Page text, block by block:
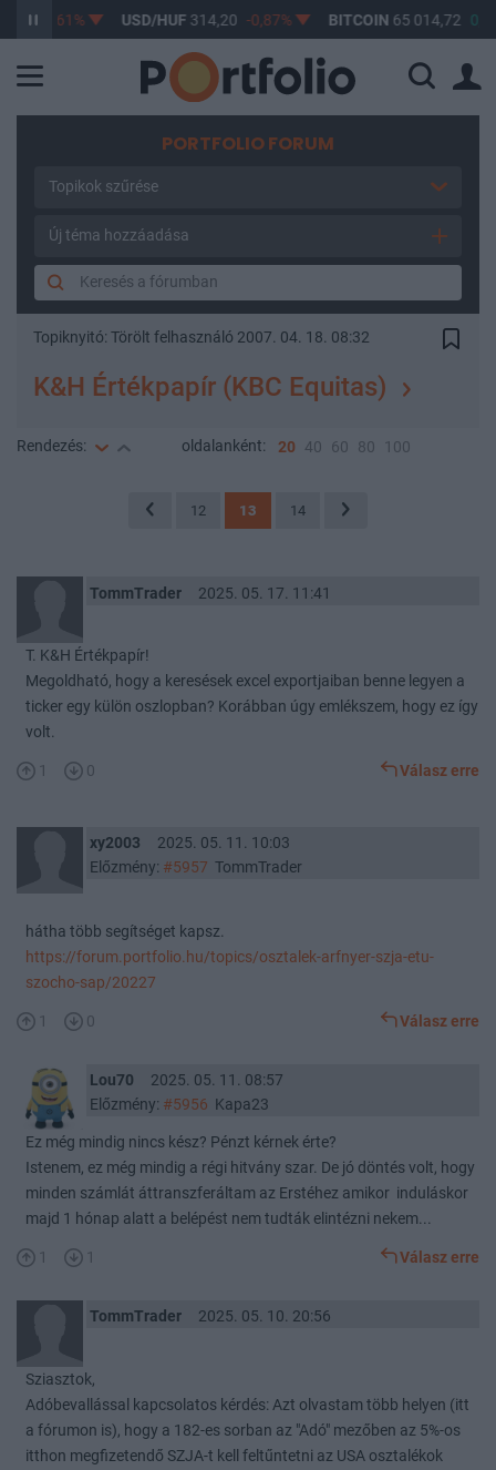
-0,61% USD/HUF 314,20 -0,87% BITCOIN65 014,72 0,19%
PORTFOLIO FORUM
Topikok szűrése
Új téma hozzáadása
Topiknyitó: Törölt felhasználó 2007. 04. 18. 08:32
K&H Értékpapír (KBC Equitas)
Rendezés: oldalanként: 20 40 60 80 100
12 13 14
TommTrader 2025. 05. 17. 11:41
T. K&H Értékpapír!
Megoldható, hogy a keresések excel exportjaiban benne legyen a
ticker egy külön oszlopban? Korábban úgy emlékszem, hogy ez így
volt.
1 0 Válasz erre
xy2003
2025. 05. 11. 10:03
Előzmény: #5957 TommTrader
hátha több segítséget kapsz.
https://forum.portfolio.hu/topics/osztalek-arfnyer-szja-etu-
szocho-sap/20227
1 0 Válasz erre
Lou70
2025. 05. 11. 08:57
Előzmény: #5956 Kapa23
Ez még mindig nincs kész? Pénzt kérnek érte?
Istenem, ez még mindig a régi hitvány szar. De jó döntés volt, hogy
minden számlát áttranszferáltam az Erstéhez amikor induláskor
majd 1 hónap alatt a belépést nem tudták elintézni nekem...
1 1 Válasz erre
TommTrader 2025. 05. 10. 20:56
Sziasztok,
Adóbevallással kapcsolatos kérdés: Azt olvastam több helyen (itt
a fórumon is), hogy a 182-es sorban az "Adó" mezőben az 5%-os
itthon megfizetendő SZJA-t kell feltűntetni az USA osztalékok